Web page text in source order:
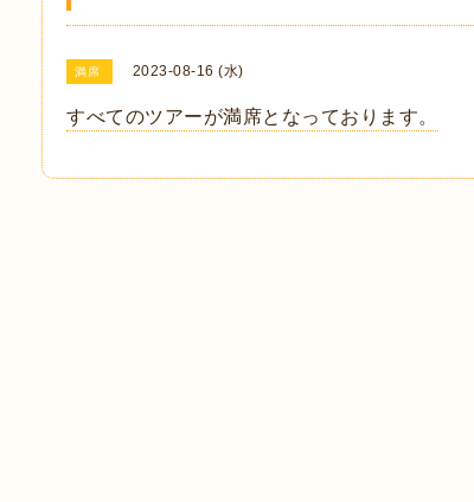
満席 2023-08-16 (水)
すべてのツアーが満席となっております。